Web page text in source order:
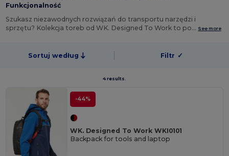
Funkcjonalność
Szukasz niezawodnych rozwiązań do transportu narzędzi i
sprzętu? Kolekcja toreb od WK. Designed To Work to po… See more
Sortuj według Filtr ✓
4 results.
-44%
WK. Designed To Work WKI0101
Backpack for tools and laptop